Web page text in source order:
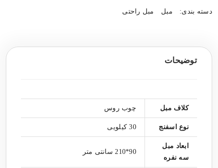
دسته بندی: مبل مبل راحتی
توضیحات
کلاف مبل چوب روس
نوع اسفنج 30 کیلویی
ابعاد مبل
سه نفره
90*210 سانتی متر